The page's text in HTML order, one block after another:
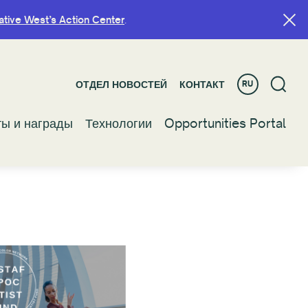
West’s Action Center.
ОТДЕЛ НОВОСТЕЙ КОНТАКТ RU
и награды Технологии Opportunities Portal
West’s Action Center.
ОТДЕЛ НОВОСТЕЙ КОНТАКТ RU
и награды Технологии Opportunities Portal